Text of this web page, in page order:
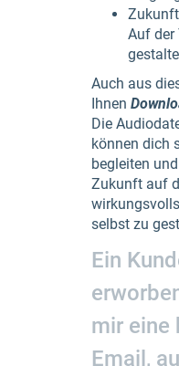
Auf der
Auch aus
Ihnen
Die
können dich
begleiten
Zukunft auf
selbst zu
Ein
mir eine
Email,